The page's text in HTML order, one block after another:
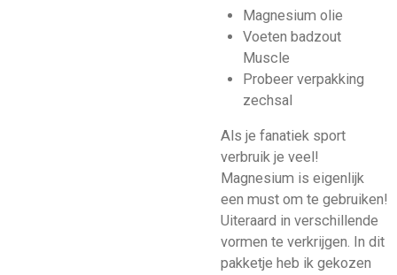
Magnesium olie
Voeten badzout
Muscle
Probeer verpakking
zechsal
Als je fanatiek sport
verbruik je veel!
Magnesium is eigenlijk
een must om te gebruiken!
Uiteraard in verschillende
vormen te verkrijgen. In dit
pakketje heb ik gekozen